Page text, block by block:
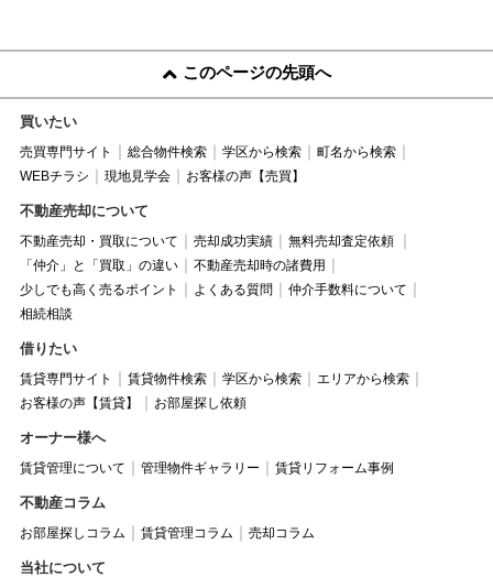
このページの先頭へ
買いたい
売買専門サイト 総合物件検索 学区から検索
町名から検索
WEBチラシ
現地見学会 お客様の声【売買】
不動産売却について
不動産売却・買取について 売却成功実績
無料売却査定依頼
「仲介」と「買取」の違い
不動産売却時の諸費用
少しでも高く売るポイント
よくある質問
仲介手数料について
相続相談
借りたい
賃貸専門サイト 賃貸物件検索 学区から検索
エリアから検索
お客様の声【賃貸】
お部屋探し依頼
オーナー様へ
賃貸管理について 管理物件ギャラリー 賃貸リフォーム事例
不動産コラム
お部屋探しコラム 賃貸管理コラム 売却コラム
当社について